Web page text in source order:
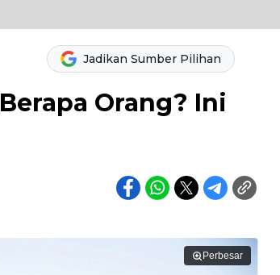
Jadikan Sumber Pilihan
Orang? Ini
Perbesar